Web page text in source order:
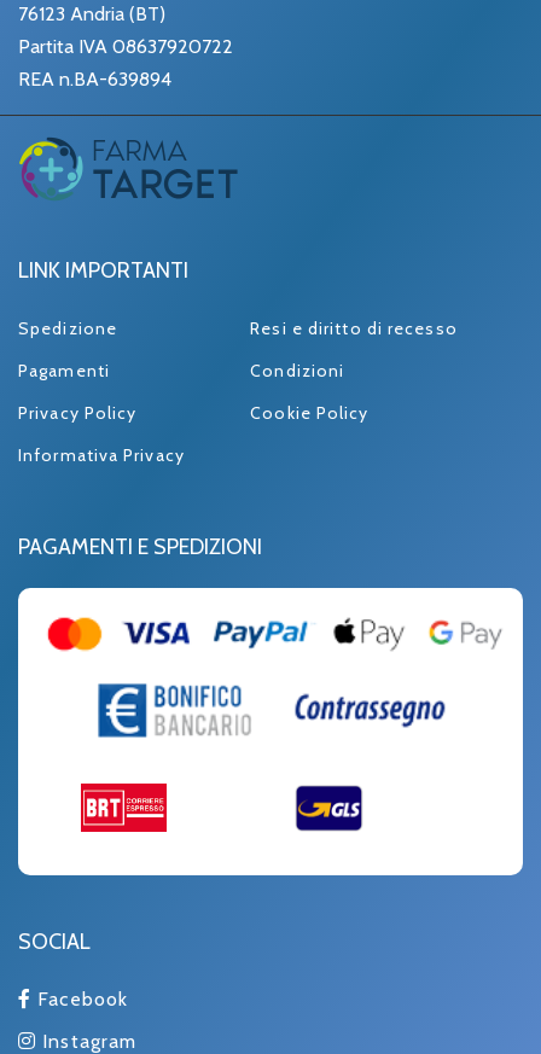
76123 Andria (BT)
Partita IVA 08637920722
REA n.BA-639894
LINK IMPORTANTI
Spedizione
Resi e diritto di recesso
Pagamenti
Condizioni
Privacy Policy
Cookie Policy
Informativa Privacy
PAGAMENTI E SPEDIZIONI
SOCIAL
Facebook
Instagram